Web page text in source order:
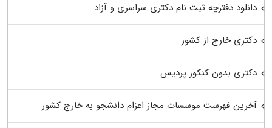
دانلود دفترچه ثبت نام دکتری سراسری و آزاد
دکتری خارج از کشور
دکتری بدون کنکور پردیس
آخرین فهرست موسسات مجاز اعزام دانشجو به خارج کشور